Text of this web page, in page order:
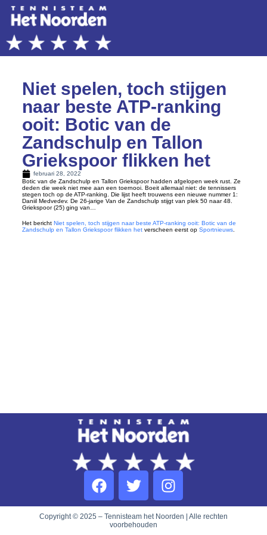
Niet spelen, toch stijgen
naar beste ATP-ranking
ooit: Botic van de
Zandschulp en Tallon
Griekspoor flikken het
februari 28, 2022
Botic van de Zandschulp en Tallon Griekspoor hadden afgelopen week rust. Ze
deden die week niet mee aan een toernooi. Boeit allemaal niet: de tennissers
stegen toch op de ATP-ranking. Die lijst heeft trouwens een nieuwe nummer 1:
Daniil Medvedev. De 26-jarige Van de Zandschulp stijgt van plek 50 naar 48.
Griekspoor (25) ging van…
Het bericht Niet spelen, toch stijgen naar beste ATP-ranking ooit: Botic van de
Zandschulp en Tallon Griekspoor flikken hetverscheen eerst op Sportnieuws.
Copyright © 2025 – Tennisteam het Noorden | Alle rechten
voorbehouden